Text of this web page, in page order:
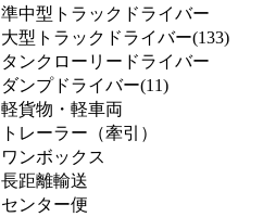
準中型トラックドライバー
大型トラックドライバー(133)
タンクローリードライバー
ダンプドライバー(11)
軽貨物・軽車両
トレーラー（牽引）
ワンボックス
長距離輸送
センター便